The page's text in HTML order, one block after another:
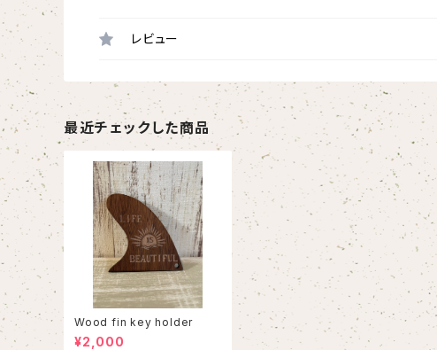
レビュー
最近チェックした商品
Wood fin key holder
¥2,000